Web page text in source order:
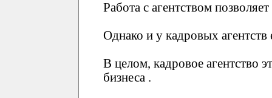
Работа с агентством
Однако и у кадровых
В целом, кадровое агентство
бизнеса .